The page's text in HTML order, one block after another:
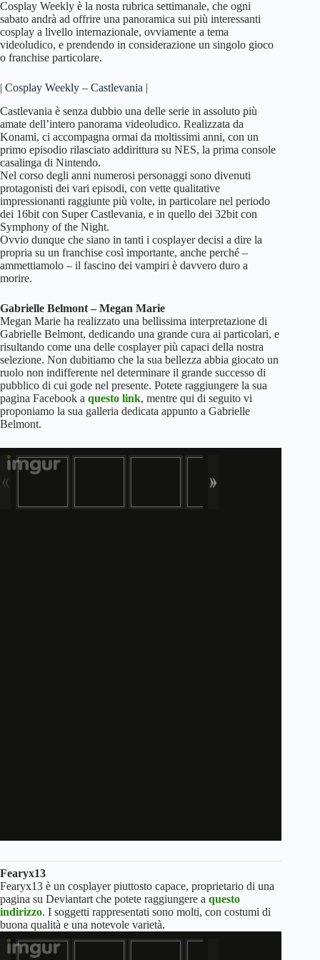
Cosplay Weekly è la nosta rubrica settimanale, che ogni
sabato andrà ad offrire una panoramica sui più interessanti
cosplay a livello internazionale, ovviamente a tema
videoludico, e prendendo in considerazione un singolo gioco
o franchise particolare.
| Cosplay Weekly – Castlevania |
Castlevania è senza dubbio una delle serie in assoluto più
amate dell’intero panorama videoludico. Realizzata da
Konami, ci accompagna ormai da moltissimi anni, con un
primo episodio rilasciato addirittura su NES, la prima console
casalinga di Nintendo.
Nel corso degli anni numerosi personaggi sono divenuti
protagonisti dei vari episodi, con vette qualitative
impressionanti raggiunte più volte, in particolare nel periodo
dei 16bit con Super Castlevania, e in quello dei 32bit con
Symphony of the Night.
Ovvio dunque che siano in tanti i cosplayer decisi a dire la
propria su un franchise così importante, anche perché –
ammettiamolo – il fascino dei vampiri è davvero duro a
morire.
Gabrielle Belmont – Megan Marie
Megan Marie ha realizzato una bellissima interpretazione di
Gabrielle Belmont, dedicando una grande cura ai particolari, e
risultando come una delle cosplayer più capaci della nostra
selezione. Non dubitiamo che la sua bellezza abbia giocato un
ruolo non indifferente nel determinare il grande successo di
pubblico di cui gode nel presente. Potete raggiungere la sua
pagina Facebook a questo link, mentre qui di seguito vi
proponiamo la sua galleria dedicata appunto a Gabrielle
Belmont.
Fearyx13
Fearyx13 è un cosplayer piuttosto capace, proprietario di una
pagina su Deviantart che potete raggiungere a questo
indirizzo. I soggetti rappresentati sono molti, con costumi di
buona qualità e una notevole varietà.